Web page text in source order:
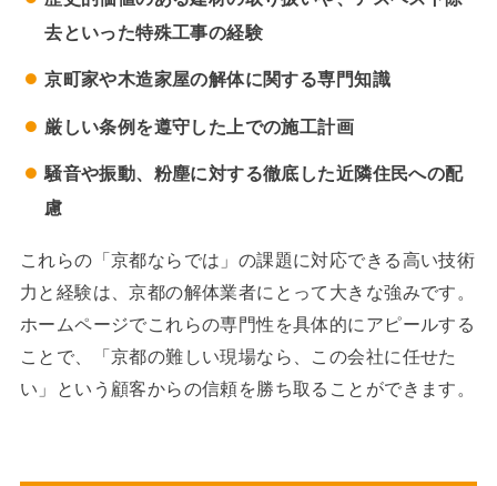
去といった特殊工事の経験
京町家や木造家屋の解体に関する専門知識
厳しい条例を遵守した上での施工計画
騒音や振動、粉塵に対する徹底した近隣住民への配
慮
これらの「京都ならでは」の課題に対応できる高い技術
力と経験は、京都の解体業者にとって大きな強みです。
ホームページでこれらの専門性を具体的にアピールする
ことで、「京都の難しい現場なら、この会社に任せた
い」という顧客からの信頼を勝ち取ることができます。